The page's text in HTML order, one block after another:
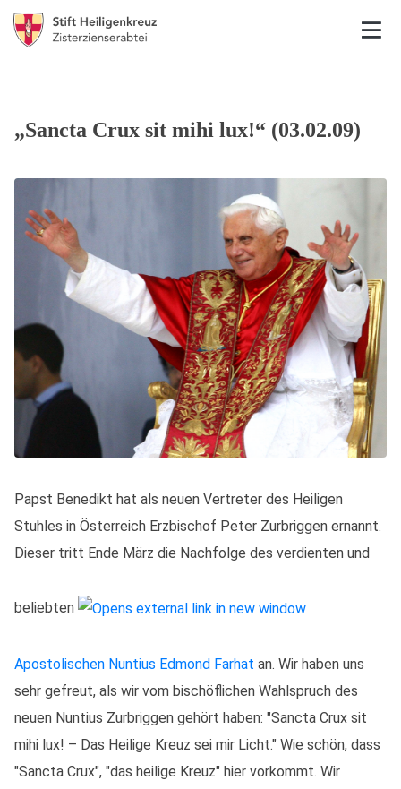
„Sancta Crux sit mihi lux!“ (03.02.09)
Papst Benedikt hat als neuen Vertreter des Heiligen
Stuhles in Österreich Erzbischof Peter Zurbriggen ernannt.
Dieser tritt Ende März die Nachfolge des verdienten und
beliebten
Apostolischen Nuntius Edmond Farhat an. Wir haben uns
sehr gefreut, als wir vom bischöflichen Wahlspruch des
neuen Nuntius Zurbriggen gehört haben: "Sancta Crux sit
mihi lux! – Das Heilige Kreuz sei mir Licht." Wie schön, dass
"Sancta Crux", "das heilige Kreuz" hier vorkommt. Wir